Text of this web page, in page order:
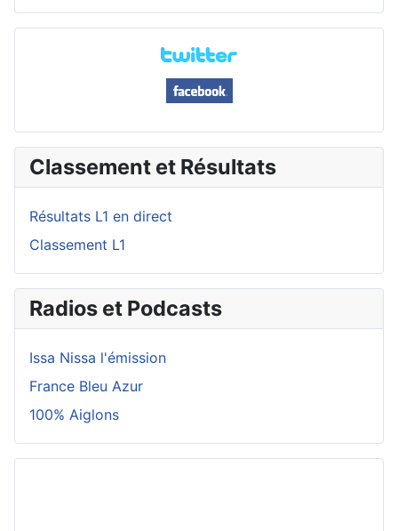
Classement et Résultats
Résultats L1 en direct
Classement L1
Radios et Podcasts
Issa Nissa l'émission
France Bleu Azur
100% Aiglons